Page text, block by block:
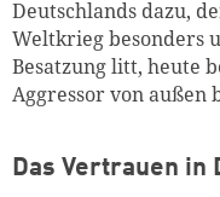
Deutschlands dazu,
Weltkrieg besonders
Besatzung litt, heute
Aggressor von außen
Das Vertrauen in